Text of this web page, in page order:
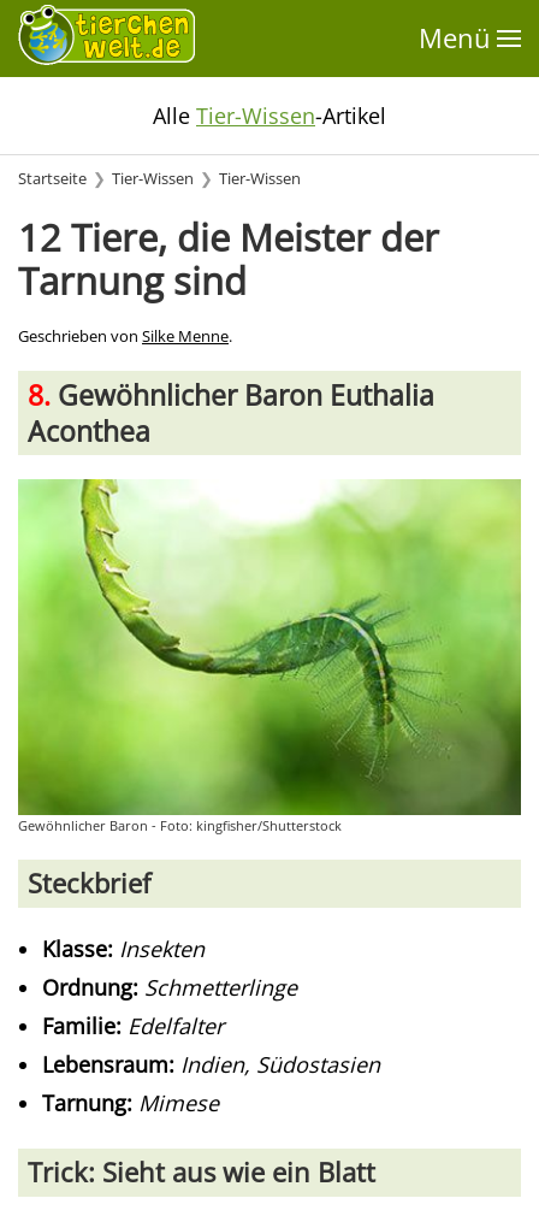
Menü
Alle Tier-Wissen-Artikel
Startseite Tier-Wissen Tier-Wissen
12 Tiere, die Meister der
Tarnung sind
Geschrieben von Silke Menne.
8. Gewöhnlicher Baron Euthalia
Aconthea
Gewöhnlicher Baron - Foto: kingfisher/Shutterstock
Steckbrief
Klasse: Insekten
Ordnung: Schmetterlinge
Familie: Edelfalter
Lebensraum: Indien, Südostasien
Tarnung: Mimese
Trick: Sieht aus wie ein Blatt